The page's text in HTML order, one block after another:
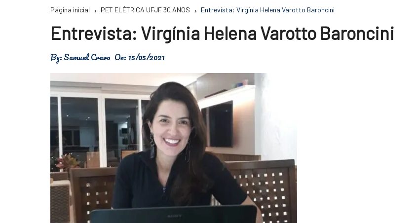
Energia
Física
Meio Ambiente
Saúde
Tecnologia
Página inicial PET ELÉTRICA UFJF 30 ANOS Entrevista: Virgínia Helena Varotto Baroncini
Entrevista: Virgínia Helena Varotto Baroncini
By:Samuel Cravo On: 15/05/2021